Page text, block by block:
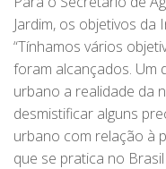
Jardim, os objetivos
“Tínhamos vários
foram alcançados. Um
urbano a realidade da
desmistificar alguns
urbano com relação à
que se pratica no